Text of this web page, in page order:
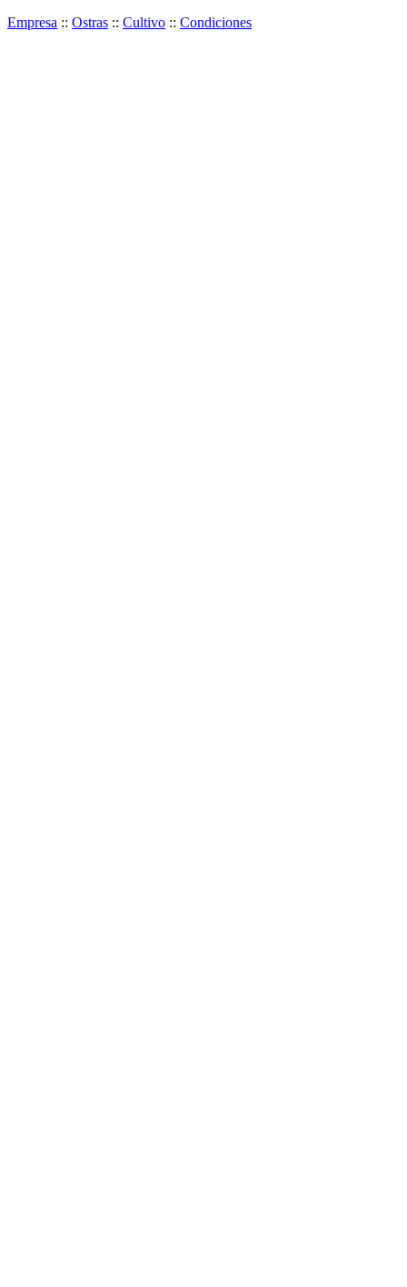
Empresa :: Ostras :: Cultivo :: Condiciones